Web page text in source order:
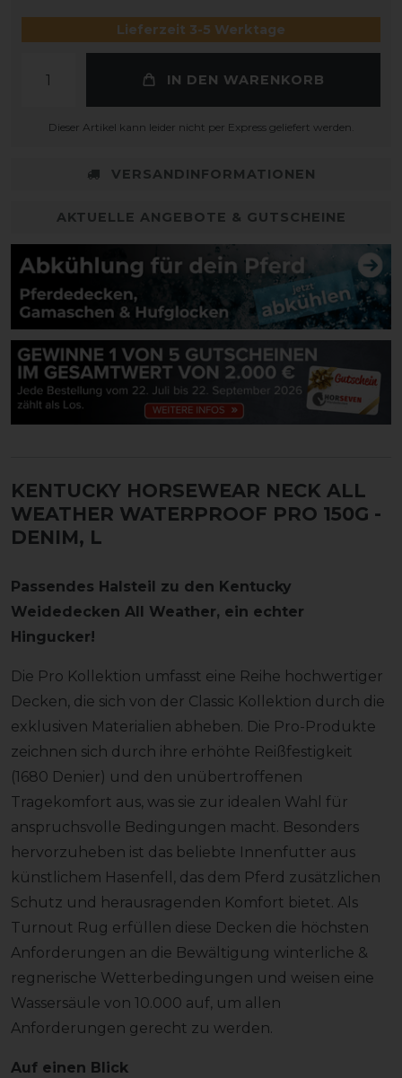
Lieferzeit 3-5 Werktage
IN DEN WARENKORB
Dieser Artikel kann leider nicht per Express geliefert werden.
VERSANDINFORMATIONEN
AKTUELLE ANGEBOTE & GUTSCHEINE
KENTUCKY HORSEWEAR NECK ALL
WEATHER WATERPROOF PRO 150G -
DENIM, L
Passendes Halsteil zu den Kentucky
Weidedecken All Weather, ein echter
Hingucker!
Die Pro Kollektion umfasst eine Reihe hochwertiger
Decken, die sich von der Classic Kollektion durch die
exklusiven Materialien abheben. Die Pro-Produkte
zeichnen sich durch ihre erhöhte Reißfestigkeit
(1680 Denier) und den unübertroffenen
Tragekomfort aus, was sie zur idealen Wahl für
anspruchsvolle Bedingungen macht. Besonders
hervorzuheben ist das beliebte Innenfutter aus
künstlichem Hasenfell, das dem Pferd zusätzlichen
Schutz und herausragenden Komfort bietet. Als
Turnout Rug erfüllen diese Decken die höchsten
Anforderungen an die Bewältigung winterliche &
regnerische Wetterbedingungen und weisen eine
Wassersäule von 10.000 auf, um allen
Anforderungen gerecht zu werden.
Auf einen Blick